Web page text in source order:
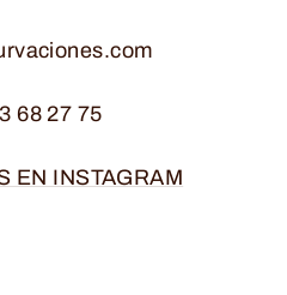
68 27 75
EN INSTAGRAM